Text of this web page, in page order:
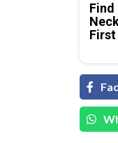
Find
First